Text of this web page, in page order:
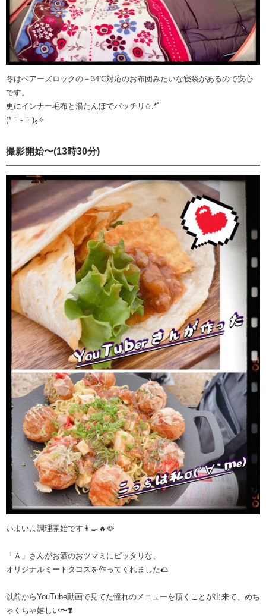
冬はベアーズロックの－34℃対応のお布団みたいな寝袋があるので安心
です。
更にインナー毛布と湯たんぽでバッチリ✩.*˚
(* ｰ̀ ֊ ｰ́ )و✧
撮影開始〜(13時30分)
いよいよ調理開始です👩‍🍳🔥🥘
「Ａ」さんがお酒のおツマミにピッタリな、
オリジナルミートタコスを作ってくれました🌮
以前からYouTube動画で見てた憧れのメニューを頂くことが出来て、めち
ゃくちゃ嬉しい〜❣️